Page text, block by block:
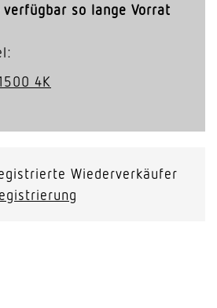
so lange Vorrat
4K
Wiederverkäufer